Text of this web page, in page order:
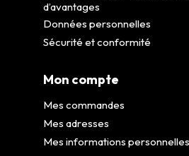
d’avantages
Données personnelles
Sécurité et conformité
Mon compte
Mes commandes
Mes adresses
Mes informations personnelles